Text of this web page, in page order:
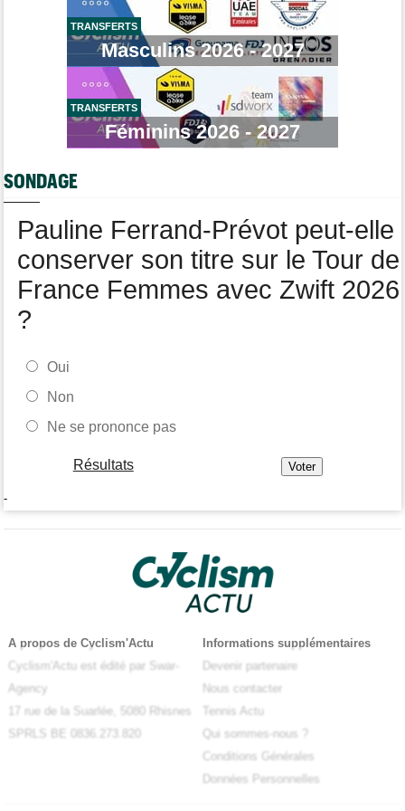
Tour de France Femmes
Demi Vollering gagne la 8e étape et prend le maillot jaune
08/08
Web-série : "Course toujours, dans les coulisses de la FDJ
United Series"
Route
Robert Gesink : "Le cyclisme moderne est beaucoup plus
propre..."
Joao Almeida a dû abandonner après une chute
TRANSFERTS
Masculins 2026 - 2027
TRANSFERTS
Féminins 2026 - 2027
SONDAGE
Pauline Ferrand-Prévot peut-elle
conserver son titre sur le Tour de
France Femmes avec Zwift 2026
?
Oui
Non
Ne se prononce pas
Résultats
-
A propos de Cyclism'Actu
Cyclism'Actu est édité par Swar-
Agency
17 rue de la Suarlée, 5080 Rhisnes
SPRLS BE 0836.273.820
Informations supplémentaires
Devenir partenaire
Nous contacter
Tennis Actu
Qui sommes-nous ?
Conditions Générales
Données Personnelles